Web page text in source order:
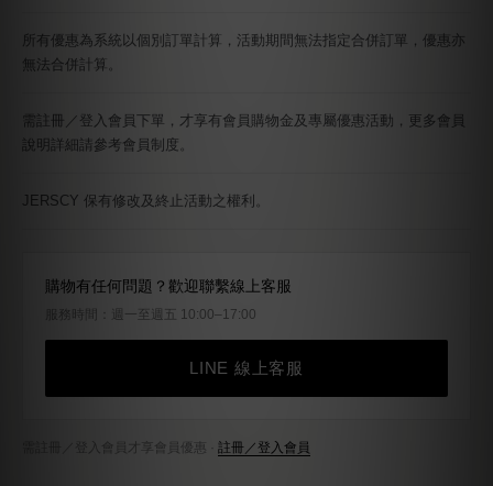
所有優惠為系統以個別訂單計算，活動期間無法指定合併訂單，優惠亦
無法合併計算。
需註冊／登入會員下單，才享有會員購物金及專屬優惠活動，更多會員
說明詳細請參考會員制度。
JERSCY 保有修改及終止活動之權利。
購物有任何問題？歡迎聯繫線上客服
服務時間：週一至週五 10:00–17:00
LINE 線上客服
需註冊／登入會員才享會員優惠 · 註冊／登入會員